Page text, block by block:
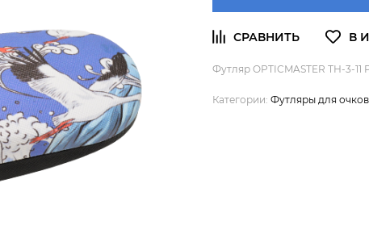
Футляр OPTICMASTER ТН-3-
Категории: Футляры для очков